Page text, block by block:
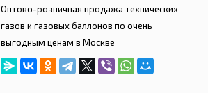
Оптово-розничная продажа технических
газов и газовых баллонов по очень
выгодным ценам в Москве